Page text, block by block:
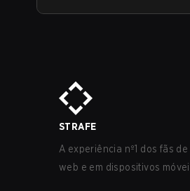
STRAFE
A experiência nº1 dos fãs
web e em dispositivos